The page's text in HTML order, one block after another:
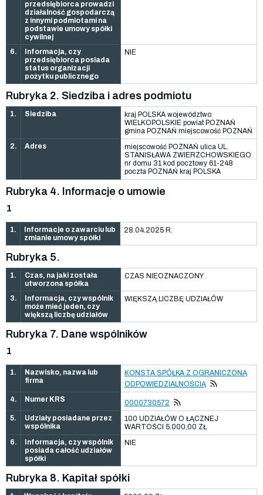
przedsiębiorca prowadzi
działalność gospodarczą
z innymi podmiotami na
podstawie umowy spółki
cywilnej
6.
Informacja, czy
przedsiębiorca posiada
status organizacji
pożytku publicznego
NIE
Rubryka 2. Siedziba i adres podmiotu
1. Siedziba
kraj POLSKA województwo
WIELKOPOLSKIE powiat POZNAŃ
gmina POZNAŃ miejscowość POZNAŃ
2.
Adres
miejscowość POZNAŃ ulica UL.
STANISŁAWA ZWIERZCHOWSKIEGO
nr domu 31 kod pocztowy 61-248
poczta POZNAŃ kraj POLSKA
Rubryka 4. Informacje o umowie
1
1.
Informacje o zawarciu lub
zmianie umowy spółki
28.04.2025 R.
Rubryka 5.
1.
Czas, na jaki została
utworzona spółka
CZAS NIEOZNACZONY
3.
Informacja, czy wspólnik
może mieć jeden, czy
większą liczbę udziałów
WIĘKSZĄ LICZBĘ UDZIAŁÓW
Rubryka 7. Dane wspólników
1
1.
Nazwisko, nazwa lub
firma
KONSTA SPÓŁKA Z OGRANICZONĄ
ODPOWIEDZIALNOŚCIĄ
4.
Numer KRS
0000730572
5.
Udziały posiadane przez
wspólnika
100 UDZIAŁÓW O ŁĄCZNEJ
WARTOŚCI 5.000,00 ZŁ
6.
Informacja, czy wspólnik
posiada całość udziałów
spółki
NIE
Rubryka 8. Kapitał spółki